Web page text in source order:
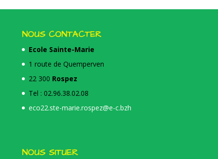
NOUS CONTACTER
Ecole Sainte-Marie
1 route de Quemperven
22 300 Rospez
Tel : 02.96.38.02.08
eco22.ste-marie.rospez@e-c.bzh
NOUS SITUER